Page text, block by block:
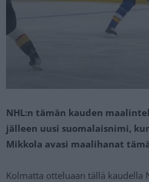
NHL:n tämän kauden
jälleen uusi suomalaisnimi,
Mikkola avasi maalihanat
Kolmatta otteluaan tällä kaudella